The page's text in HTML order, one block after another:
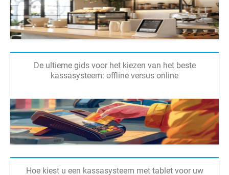
De ultieme gids voor het kiezen van het beste
kassasysteem: offline versus online
Hoe kiest u een kassasysteem met tablet voor uw